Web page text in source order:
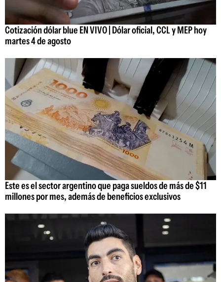
Cotización dólar blue EN VIVO | Dólar oficial, CCL y MEP hoy
martes 4 de agosto
Este es el sector argentino que paga sueldos de más de $11
millones por mes, además de beneficios exclusivos